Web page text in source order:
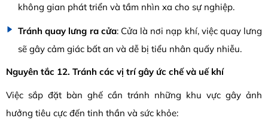
không gian phát triển và tầm nhìn xa cho sự nghiệp.
Tránh quay lưng ra cửa: Cửa là nơi nạp khí, việc quay lưng
sẽ gây cảm giác bất an và dễ bị tiểu nhân quấy nhiễu.
Nguyên tắc 12. Tránh các vị trí gây ức chế và uế khí
Việc sắp đặt bàn ghế cần tránh những khu vực gây ảnh
hưởng tiêu cực đến tinh thần và sức khỏe: